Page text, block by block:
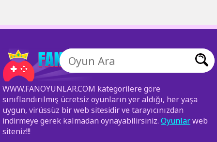
WWW.FANOYUNLAR.COM kategorilere göre
sınıflandırılmış ücretsiz oyunların yer aldığı, her yaşa
uygun, virüssüz bir web sitesidir ve tarayıcınızdan
indirmeye gerek kalmadan oynayabilirsiniz. Oyunlarweb
siteniz!!!